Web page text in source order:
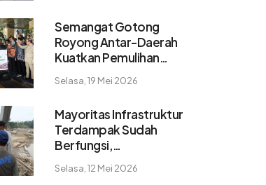
Semangat Gotong
Royong Antar-Daerah
Kuatkan Pemulihan
Pascabencana
Sumatera
Selasa, 19 Mei 2026
Mayoritas Infrastruktur
Terdampak Sudah
Berfungsi,
Konektivitas dan
Logistik Berangsur
Selasa, 12 Mei 2026